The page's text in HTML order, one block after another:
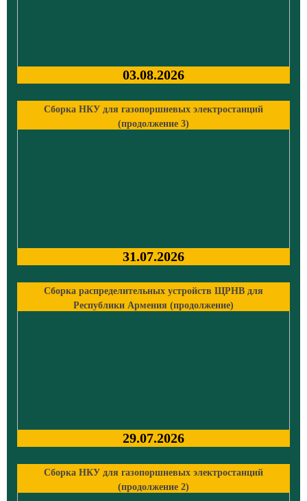
03.08.2026
Сборка НКУ для газопоршневых электростанций
(продолжение 3)
31.07.2026
Сборка распределительных устройств ЩРНВ для
Республики Армения (продолжение)
29.07.2026
Сборка НКУ для газопоршневых электростанций
(продолжение 2)